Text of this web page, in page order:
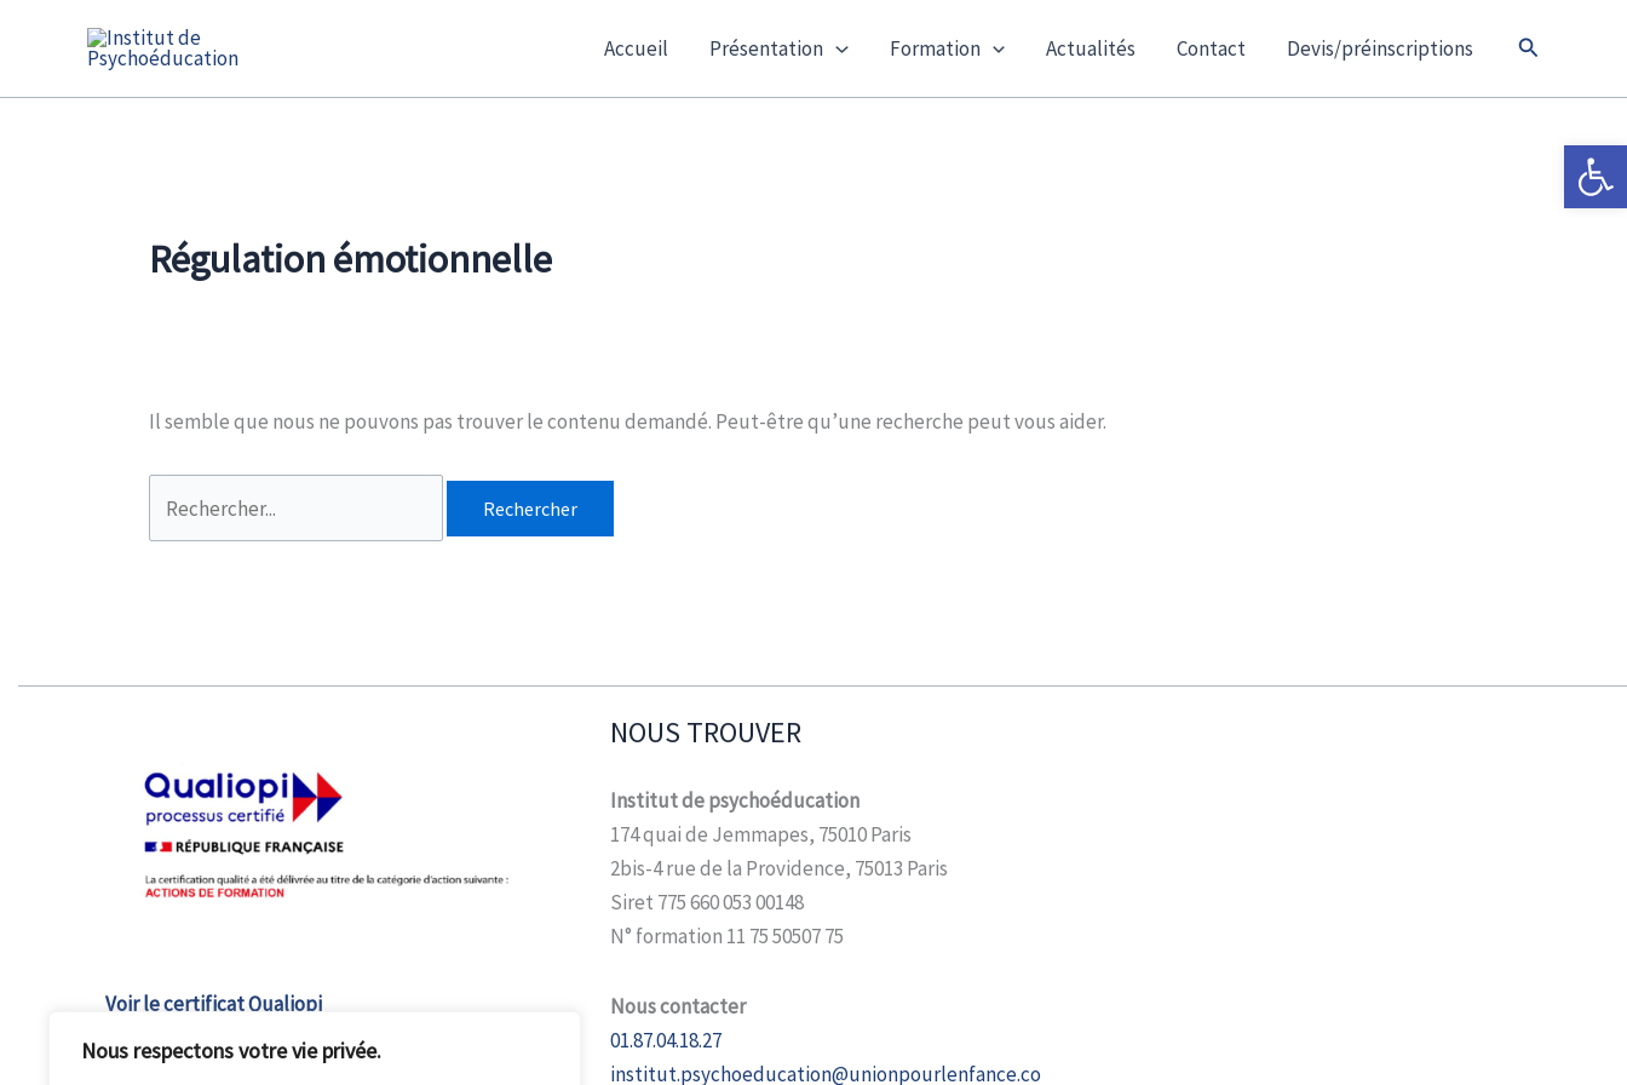
Ouvrir
Nous respectons votre vie privée.
Accueil Présentation Formation Actualités Contact Devis/préinscriptions Rechercher
Régulation émotionnelle
Il semble que nous ne pouvons pas trouver le contenu demandé. Peut-être qu’une recherche peut vous aider.
Voir le certificat Qualiopi
NOUS TROUVER
Institut de psychoéducation
174 quai de Jemmapes, 75010 Paris
2bis-4 rue de la Providence, 75013 Paris
Siret 775 660 053 00148
N° formation 11 75 50507 75
Nous contacter
01.87.04.18.27
institut.psychoeducation@unionpourlenfance.co